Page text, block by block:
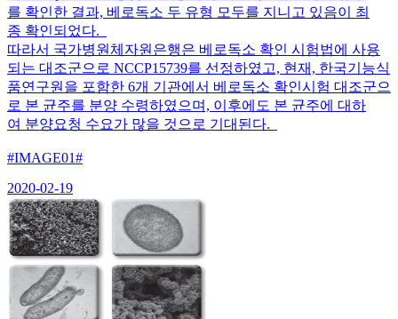
를 확인한 결과, 베로독소 두 유형 모두를 지니고 있음이 최
종 확인되었다.
따라서 국가병원체자원은행은 베로독소 확인 시험법에 사용
되는 대조군으로 NCCP15739를 선정하였고, 현재, 한국기능식
품연구원을 포함한 6개 기관에서 베로독소 확인시험 대조군으
로 본 균주를 분양 수령하였으며, 이후에도 본 균주에 대하
여 분양요청 수요가 많을 것으로 기대된다.
#IMAGE01#
2020-02-19